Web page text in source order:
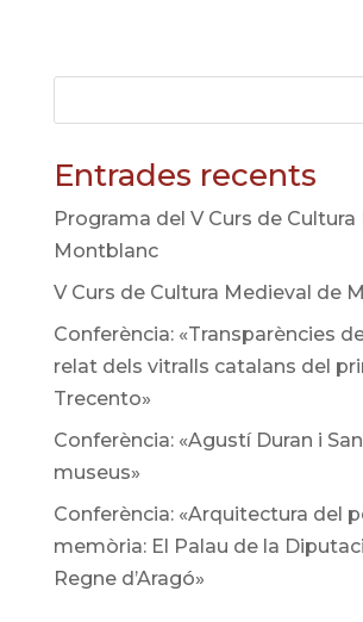
Entrades recents
Programa del V Curs de
Montblanc
V Curs de Cultura Medieval de
Conferència: «Transparències
relat dels vitralls catalans del
Trecento»
Conferència: «Agustí Duran i
museus»
Conferència: «Arquitectura del
memòria: El Palau de la
Regne d’Aragó»